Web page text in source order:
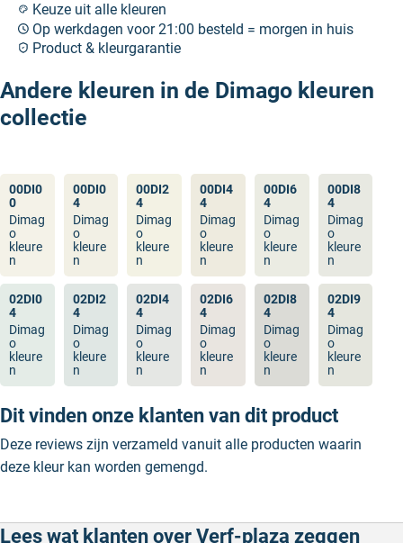
Keuze uit alle kleuren
Op werkdagen voor 21:00 besteld = morgen in huis
Product & kleurgarantie
Andere kleuren in de Dimago kleuren
collectie
00DI0
0
Dimag
o
kleure
n
00DI0
4
Dimag
o
kleure
n
00DI2
4
Dimag
o
kleure
n
00DI4
4
Dimag
o
kleure
n
00DI6
4
Dimag
o
kleure
n
00DI8
4
Dimag
o
kleure
n
02DI0
4
Dimag
o
kleure
n
02DI2
4
Dimag
o
kleure
n
02DI4
4
Dimag
o
kleure
n
02DI6
4
Dimag
o
kleure
n
02DI8
4
Dimag
o
kleure
n
02DI9
4
Dimag
o
kleure
n
Dit vinden onze klanten van dit product
Deze reviews zijn verzameld vanuit alle producten waarin
deze kleur kan worden gemengd.
Lees wat klanten over Verf-plaza zeggen